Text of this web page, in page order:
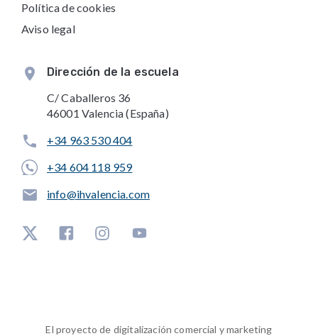
Política de cookies
Aviso legal
Dirección de la escuela
C/ Caballeros 36
46001 Valencia (España)
+34 963 530 404
+34 604 118 959
info@ihvalencia.com
El proyecto de digitalización comercial y marketing